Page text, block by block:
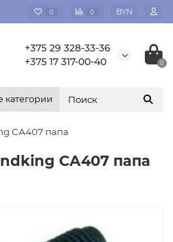
0 0 BYN
+375 29 328-33-36
+375 17 317-00-40
0
категории
СА407 папа
СА407 папа